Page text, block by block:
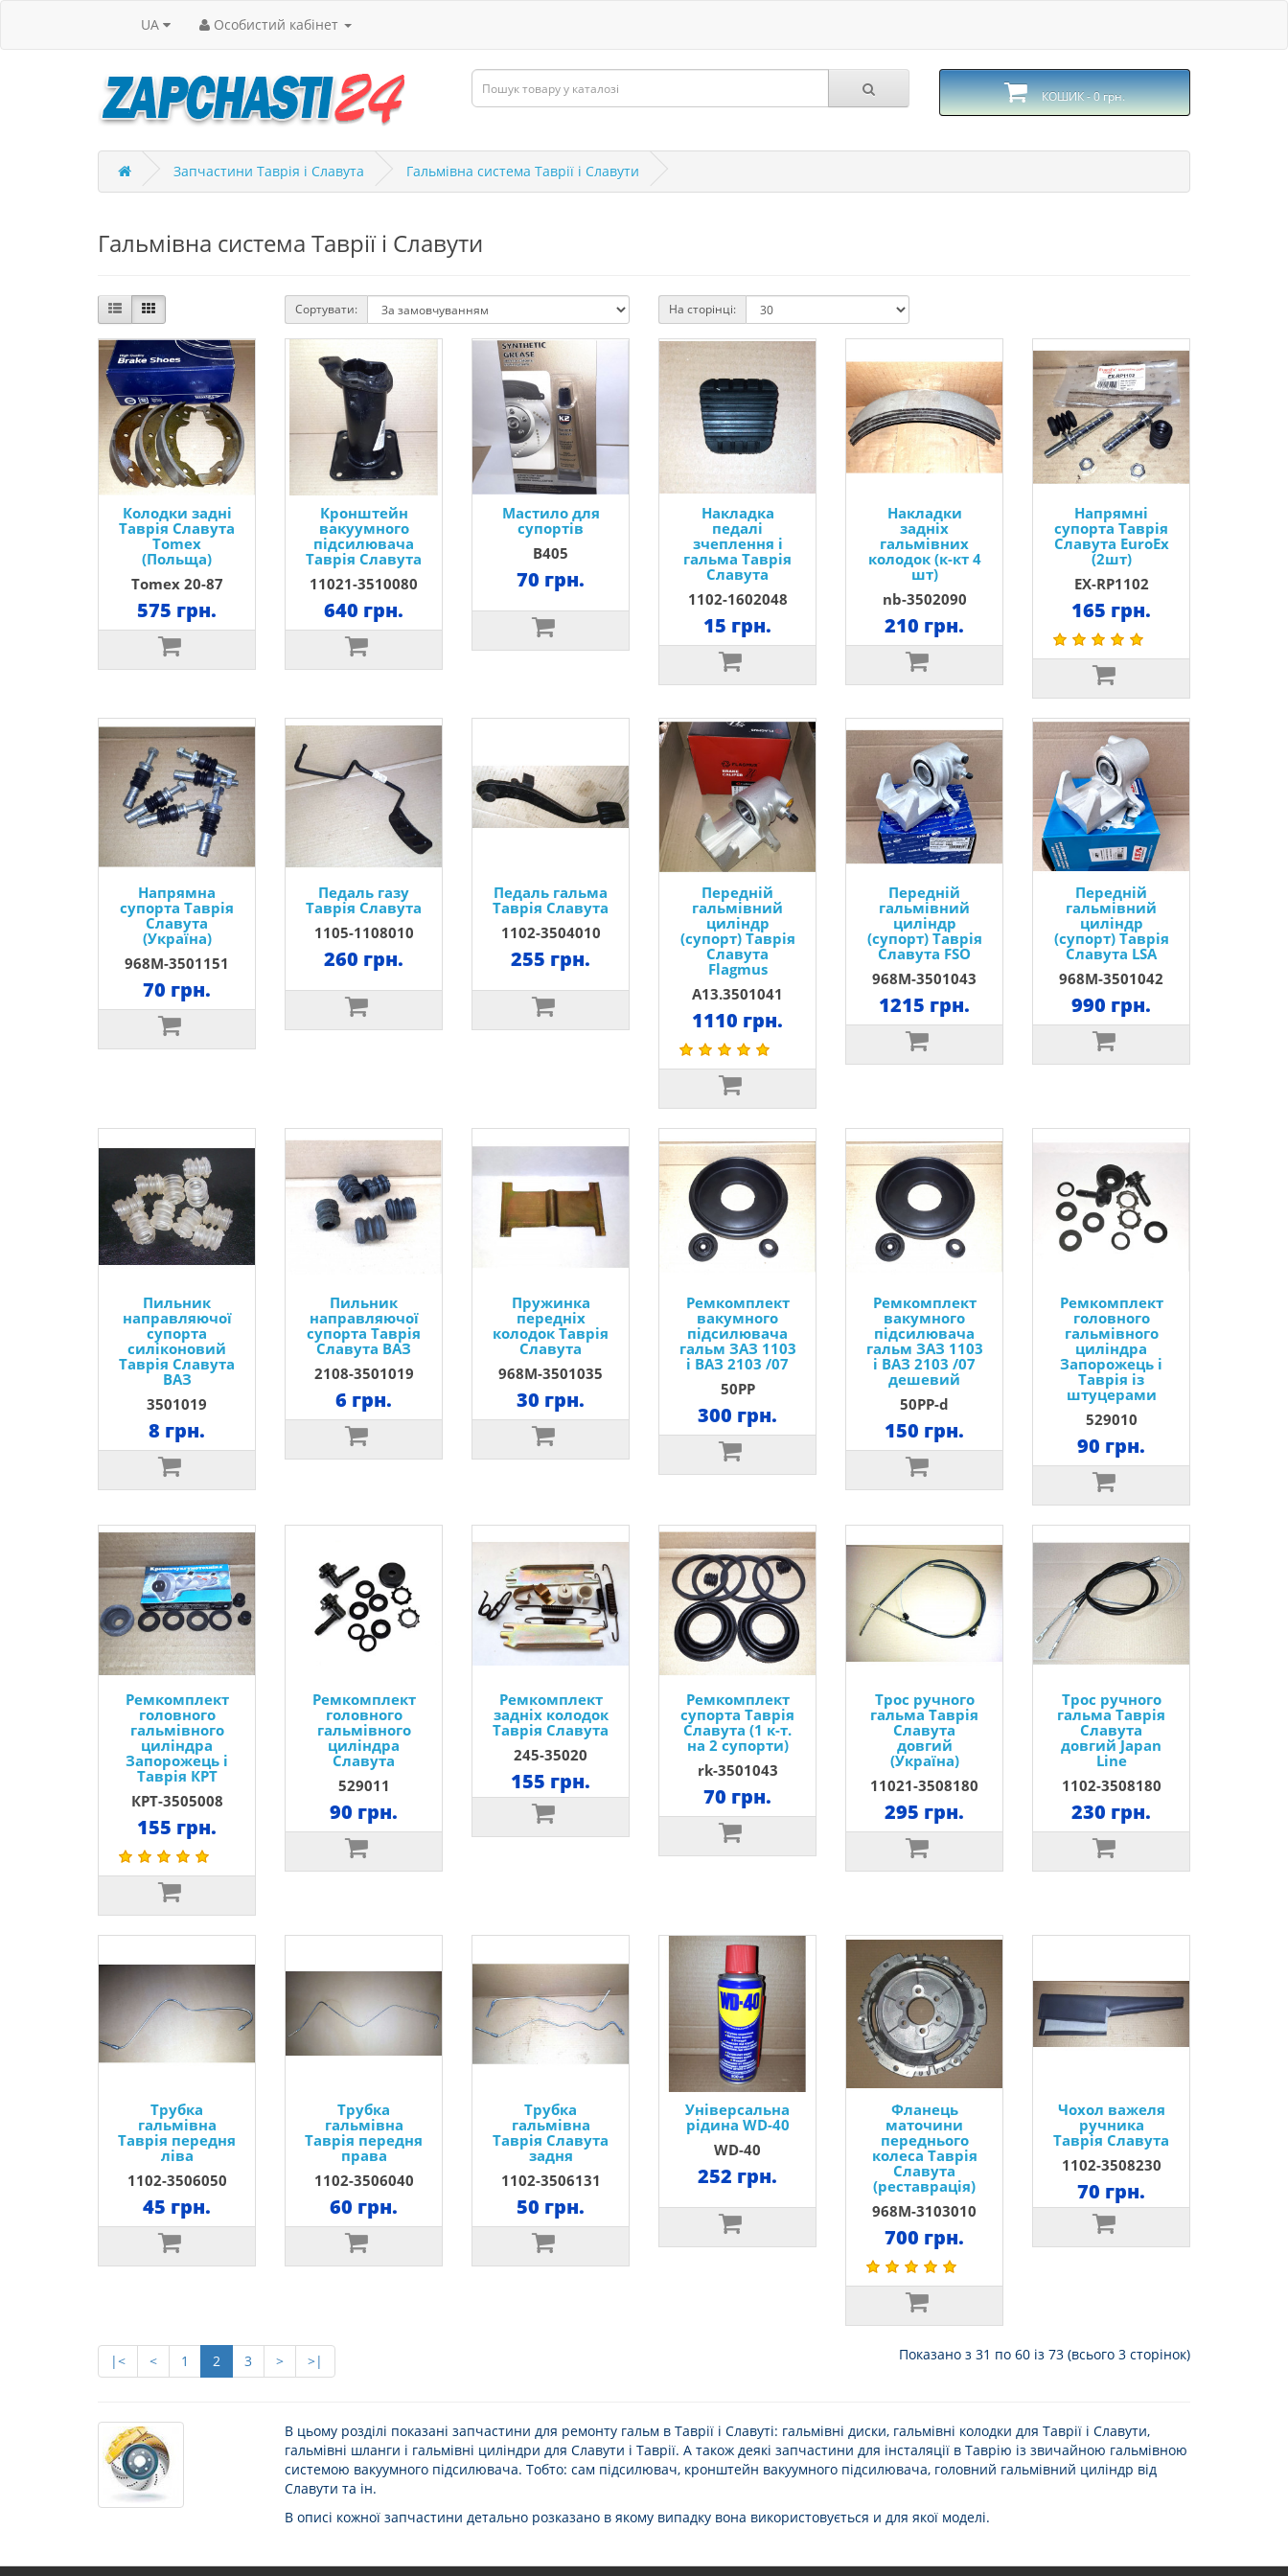
UA Особистий кабінет
КОШИК - 0 грн.
Запчастини Таврія і Славута Гальмівна система Таврії і Славути
Гальмівна система Таврії і Славути
Сортувати: На сторінці:
Колодки задні
Таврія Славута
Тomex
(Польща)
Tomex 20-87
575 грн.
Кронштейн
вакуумного
підсилювача
Таврія Славута
11021-3510080
640 грн.
Мастило для
супортів
B405
70 грн.
Накладка
педалі
зчеплення і
гальма Таврія
Славута
1102-1602048
15 грн.
Накладки
задніх
гальмівних
колодок (к-кт 4
шт)
nb-3502090
210 грн.
Напрямні
супорта Таврія
Славута EuroEx
(2шт)
EX-RP1102
165 грн.
Напрямна
супорта Таврія
Славута
(Україна)
968М-3501151
70 грн.
Педаль газу
Таврія Славута
1105-1108010
260 грн.
Педаль гальма
Таврія Славута
1102-3504010
255 грн.
Передній
гальмівний
циліндр
(супорт) Таврія
Славута
Flagmus
А13.3501041
1110 грн.
Передній
гальмівний
циліндр
(супорт) Таврія
Славута FSO
968М-3501043
1215 грн.
Передній
гальмівний
циліндр
(супорт) Таврія
Славута LSA
968М-3501042
990 грн.
Пильник
направляючої
супорта
силіконовий
Таврія Славута
ВАЗ
3501019
8 грн.
Пильник
направляючої
супорта Таврія
Славута ВАЗ
2108-3501019
6 грн.
Пружинка
передніх
колодок Таврія
Славута
968M-3501035
30 грн.
Ремкомплект
вакумного
підсилювача
гальм ЗАЗ 1103
і ВАЗ 2103 /07
50РР
300 грн.
Ремкомплект
вакумного
підсилювача
гальм ЗАЗ 1103
і ВАЗ 2103 /07
дешевий
50РР-d
150 грн.
Ремкомплект
головного
гальмівного
циліндра
Запорожець і
Таврія із
штуцерами
529010
90 грн.
Ремкомплект
головного
гальмівного
циліндра
Запорожець і
Таврія КРТ
КРТ-3505008
155 грн.
Ремкомплект
головного
гальмівного
циліндра
Славута
529011
90 грн.
Ремкомплект
задніх колодок
Таврія Славута
245-35020
155 грн.
Ремкомплект
супорта Таврія
Славута (1 к-т.
на 2 супорти)
rk-3501043
70 грн.
Трос ручного
гальма Таврія
Славута
довгий
(Україна)
11021-3508180
295 грн.
Трос ручного
гальма Таврія
Славута
довгий Japan
Line
1102-3508180
230 грн.
Трубка
гальмівна
Таврія передня
ліва
1102-3506050
45 грн.
Трубка
гальмівна
Таврія передня
права
1102-3506040
60 грн.
Трубка
гальмівна
Таврія Славута
задня
1102-3506131
50 грн.
Універсальна
рідина WD-40
WD-40
252 грн.
Фланець
маточини
переднього
колеса Таврія
Славута
(реставрація)
968М-3103010
700 грн.
Чохол важеля
ручника
Таврія Славута
1102-3508230
70 грн.
|< < 1 2 3 > >| Показано з 31 по 60 із 73 (всього 3 сторінок)
В цьому розділі показані запчастини для ремонту гальм в Таврії і Славуті: гальмівні диски, гальмівні колодки для Таврії і Славути,
гальмівні шланги і гальмівні циліндри для Славути і Таврії. А також деякі запчастини для інсталяції в Таврію із звичайною гальмівною
системою вакуумного підсилювача. Тобто: сам підсилювач, кронштейн вакуумного підсилювача, головний гальмівний циліндр від
Славути та ін.
В описі кожної запчастини детально розказано в якому випадку вона використовується и для якої моделі.